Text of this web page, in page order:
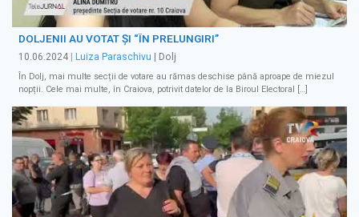
DOLJENII AU VOTAT ȘI “ÎN PRELUNGIRI”
10.06.2024 Luiza Paraschivu | Dolj
În Dolj, mai multe secții de votare au rămas deschise până aproape de miezul
nopții. Cele mai multe, în Craiova, potrivit datelor de la Biroul Electoral […]